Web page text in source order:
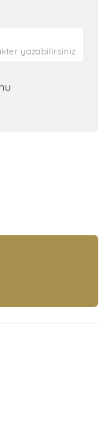
yazabilirsiniz.